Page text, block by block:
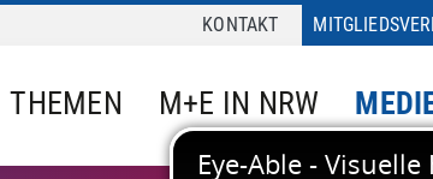
KONTAKT
THEMEN M+E IN NRW